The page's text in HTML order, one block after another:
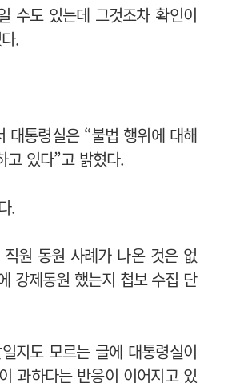
수도 있는데 그것조차 확인이
.
대통령실은 “불법 행위에 대해
고 있다”고 밝혔다.
.
원 동원 사례가 나온 것은 없
강제동원 했는지 첩보 수집 단
지도 모르는 글에 대통령실이
과하다는 반응이 이어지고 있